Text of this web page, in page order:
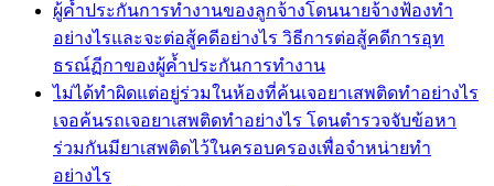
ผู้ค้ำประกันการทำงานของลูกจ้างโดนนายจ้างฟ้องทำ
อย่างไรและจะต่อสู้คดีอย่างไร วิธีการต่อสู้คดีการอุท
ธรณ์ฏีกาของผู้ค้ำประกันการทำงาน
ไม่ได้ทำผิดแต่อยู่ร่วมในห้องที่ค้นเจอยาเสพติดทำอย่างไร
เจอค้นรถเจอยาเสพติดทำอย่างไร โดนตำรวจจับข้อหา
ร่วมกันมียาเสพติดไว้ในครอบครองเพื่อจำหน่ายทำ
อย่างไร